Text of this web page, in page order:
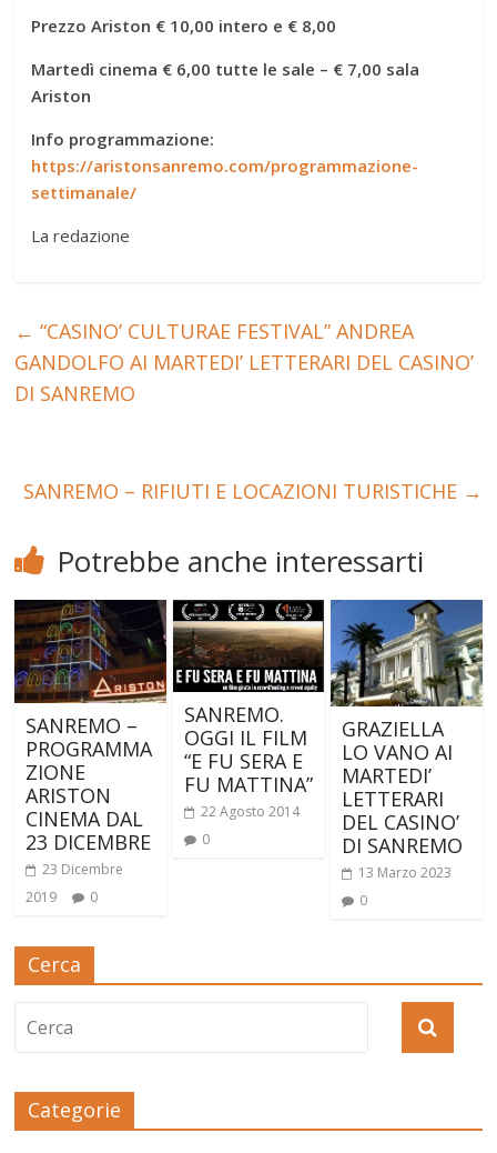
Prezzo Ariston € 10,00 intero e € 8,00
Martedì cinema € 6,00 tutte le sale – € 7,00 sala
Ariston
Info programmazione:
https://aristonsanremo.com/programmazione-
settimanale/
La redazione
← “CASINO’ CULTURAE FESTIVAL” ANDREA
GANDOLFO AI MARTEDI’ LETTERARI DEL CASINO’
DI SANREMO
SANREMO – RIFIUTI E LOCAZIONI TURISTICHE →
Potrebbe anche interessarti
SANREMO –
PROGRAMMA
ZIONE
ARISTON
CINEMA DAL
23 DICEMBRE
23 Dicembre
2019
0
SANREMO.
OGGI IL FILM
“E FU SERA E
FU MATTINA”
22 Agosto 2014
0
GRAZIELLA
LO VANO AI
MARTEDI’
LETTERARI
DEL CASINO’
DI SANREMO
13 Marzo 2023
0
Cerca
Categorie